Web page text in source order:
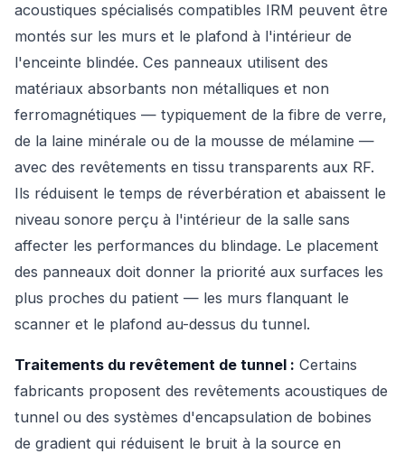
acoustiques spécialisés compatibles IRM peuvent être
montés sur les murs et le plafond à l'intérieur de
l'enceinte blindée. Ces panneaux utilisent des
matériaux absorbants non métalliques et non
ferromagnétiques — typiquement de la fibre de verre,
de la laine minérale ou de la mousse de mélamine —
avec des revêtements en tissu transparents aux RF.
Ils réduisent le temps de réverbération et abaissent le
niveau sonore perçu à l'intérieur de la salle sans
affecter les performances du blindage. Le placement
des panneaux doit donner la priorité aux surfaces les
plus proches du patient — les murs flanquant le
scanner et le plafond au-dessus du tunnel.
Traitements du revêtement de tunnel : Certains
fabricants proposent des revêtements acoustiques de
tunnel ou des systèmes d'encapsulation de bobines
de gradient qui réduisent le bruit à la source en